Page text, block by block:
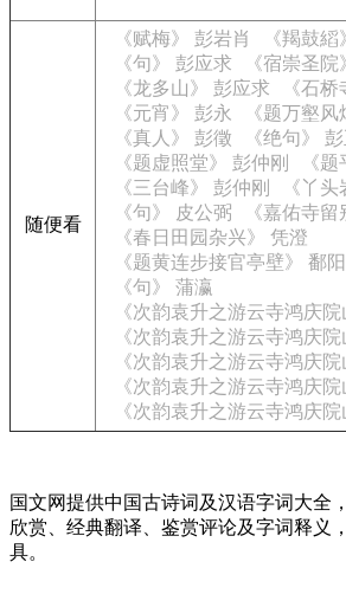
随便看
《赋梅》 彭岩肖
《羯鼓
《句》 彭应求
《宿崇圣
《龙多山》 彭应求
《石
《元宵》 彭永
《题万壑
《真人》 彭徵
《绝句》
《题虚照堂》 彭仲刚
《
《三台峰》 彭仲刚
《丫
《句》 皮公弼
《嘉佑寺
《春日田园杂兴》 凭澄
《题黄连步接官亭壁》 鄱
《句》 蒲瀛
《次韵袁升之游云寺鸿庆
《次韵袁升之游云寺鸿庆
《次韵袁升之游云寺鸿庆
《次韵袁升之游云寺鸿庆
《次韵袁升之游云寺鸿庆
国文网提供中国古诗词及汉语字词大全
欣赏、经典翻译、鉴赏评论及字词释义
具。